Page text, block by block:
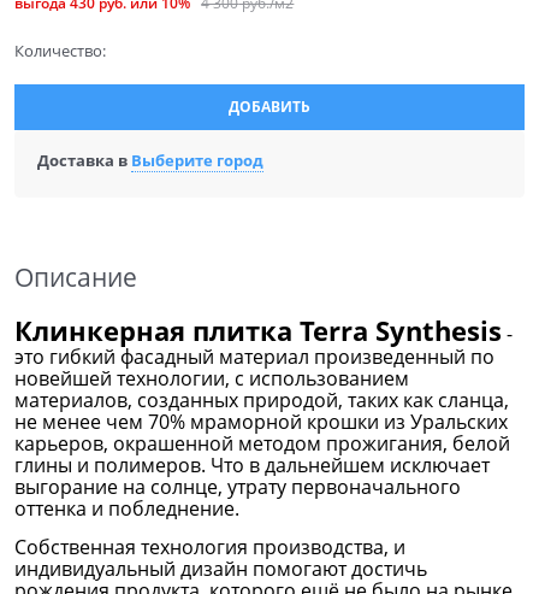
Количество:
ДОБАВИТЬ
Доставка в Выберите город
Описание
Клинкерная плитка Terra Synthesis -
это гибкий фасадный материал произведенный по
новейшей технологии, с использованием
материалов, созданных природой, таких как сланца,
не менее чем 70% мраморной крошки из Уральских
карьеров, окрашенной методом прожигания, белой
глины и полимеров. Что в дальнейшем исключает
выгорание на солнце, утрату первоначального
оттенка и побледнение.
Собственная технология производства, и
индивидуальный дизайн помогают достичь